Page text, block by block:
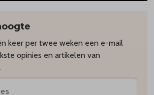
keer per twee weken een e-mail
opinies en artikelen van